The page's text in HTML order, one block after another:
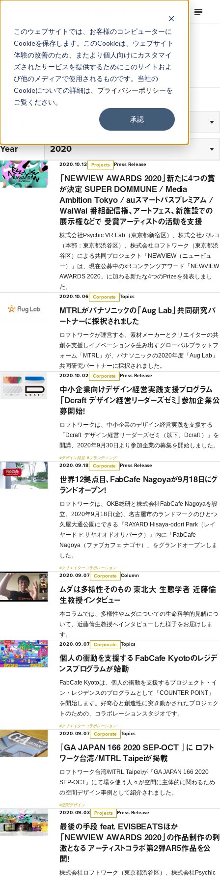
このウェブサイトでは、お客様のコンピューターに
Cookieを保存します。このCookieは、ウェブサイト
体験の改善のため、またより個人向けにカスタマイ
ズされたサービスを提供するためにこのサイトおよ
び他のメディアで使用されるものです。当社の
Cookieについての詳細は、 プライバシーポリシーを
ご覧ください。
承認
News
ロフトワークからお届けするニュースとトピック
Year
2020.10.12 Projects Press Release
「NEWVIEW AWARDS 2020」新たに4つの賞
が決定 SUPER DOMMUNE / Media
Ambition Tokyo / auスマートパスプレミアム /
WaiWai 番組配信権、アートフェス、新施設での
展示権などで 受賞アーティストの活動を支援
株式会社Psychic VR Lab（東京都新宿区）、株式会社パルコ
（本部：東京都渋谷区）、株式会社ロフトワーク（東京都渋
谷区）による共同プロジェクト「NEWVIEW（ニュービュ
ー）」は、現在公募中のxRコンテンツアワード「NEWVIEW
AWARDS 2020」に加わる新たな4つのPrizeを発表しまし
た。
2020.10.06 Corporate Topics
MTRLがパナソニックの「Aug Lab」共同研究パ
ートナーに採択されました
ロフトワークが運営する、素材メーカーとクリエイターの共
創を支援しイノベーションを生み出すグローバルプラットフ
ォーム「MTRL」が、パナソニックの2020年度「Aug Lab」
共同研究パートナーに採択されました。
2020.10.02 Corporate Press Release
中小企業向けデザイン経営実践支援プログラム
「Dcraft デザイン経営リーダーズゼミ」参加企業公
募開始！
ロフトワークは、中小企業のデザイン経営実践を支援する
「Dcraft デザイン経営リーダーズゼミ（以下、Dcraft ）」を
開講、2020年9月30日より参加企業の募集を開始しました。
#デザイン経営 #ブランディング
2020.09.18 Corporate Press Release
世界12拠点目、FabCafe Nagoyaが9月18日にグ
ランドオープン！
ロフトワークは、OKB総研と株式会社FabCafe Nagoyaを設
立。2020年9月18日(金)、名古屋市のランドマークのひとつ
久屋大通公園にできる『RAYARD Hisaya-odori Park（レイ
ヤード ヒサヤオオドオリパーク）』内に「FabCafe
Nagoya（ファブカフェ ナゴヤ）」をグランドオープンしま
した。
#クリエイターコラボレーション
2020.09.07 Corporate Column
ムダは多様性そのもの 東北大 生態学者 近藤倫
生教授インタビュー
本コラムでは、多様性やムダについての生命科学的見解につ
いて、近藤倫生教授へインタビューした様子をお届けしま
す。
2020.09.07 Corporate Topics
個人の衝動を支援する FabCafe Kyotoのレジデ
ンスプログラムが始動
FabCafe Kyotoは、個人の衝動を支援するプロジェクト・イ
ン・レジデンスのプログラムとして「COUNTER POINT」
を開始します。好奇心と創造性に突き動かされたプロジェク
トのための、コラボレーションスタジオです。
#クリエイターコラボレーション
2020.09.07 Corporate Topics
『GA JAPAN 166 2020 SEP-OCT 』に ロフト
ワーク台湾/MTRL Taipeiが掲載
ロフトワーク台湾/MTRL Taipeiが『GA JAPAN 166 2020
SEP-OCT』にて場を使う人々が空間に主体的に関わるため
の空間デザイン事例として紹介されました。
#空間デザイン
2020.09.03 Projects Press Release
最後の手段 feat. EVISBEATSほか
「NEWVIEW AWARDS 2020」の作品制作の刺
激となる アーティストコラボ第2弾AR5作品を公
開！
株式会社ロフトワーク（東京都渋谷区）、株式会社Psychic